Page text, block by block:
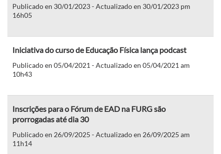
Publicado en 30/01/2023 - Actualizado en 30/01/2023 pm
16h05
Iniciativa do curso de Educação Física lança podcast
Publicado en 05/04/2021 - Actualizado en 05/04/2021 am
10h43
Inscrições para o Fórum de EAD na FURG são
prorrogadas até dia 30
Publicado en 26/09/2025 - Actualizado en 26/09/2025 am
11h14